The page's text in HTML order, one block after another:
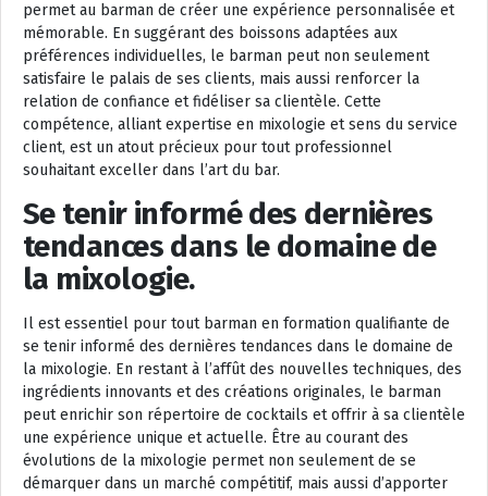
permet au barman de créer une expérience personnalisée et
mémorable. En suggérant des boissons adaptées aux
préférences individuelles, le barman peut non seulement
satisfaire le palais de ses clients, mais aussi renforcer la
relation de confiance et fidéliser sa clientèle. Cette
compétence, alliant expertise en mixologie et sens du service
client, est un atout précieux pour tout professionnel
souhaitant exceller dans l’art du bar.
Se tenir informé des dernières
tendances dans le domaine de
la mixologie.
Il est essentiel pour tout barman en formation qualifiante de
se tenir informé des dernières tendances dans le domaine de
la mixologie. En restant à l’affût des nouvelles techniques, des
ingrédients innovants et des créations originales, le barman
peut enrichir son répertoire de cocktails et offrir à sa clientèle
une expérience unique et actuelle. Être au courant des
évolutions de la mixologie permet non seulement de se
démarquer dans un marché compétitif, mais aussi d’apporter